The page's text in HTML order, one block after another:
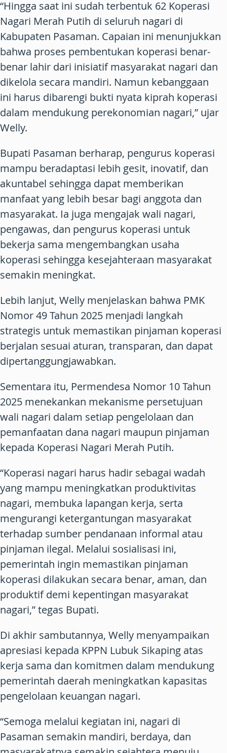
“Hingga saat ini sudah terbentuk 62 Koperasi
Nagari Merah Putih di seluruh nagari di
Kabupaten Pasaman. Capaian ini menunjukkan
bahwa proses pembentukan koperasi benar-
benar lahir dari inisiatif masyarakat nagari dan
dikelola secara mandiri. Namun kebanggaan
ini harus dibarengi bukti nyata kiprah koperasi
dalam mendukung perekonomian nagari,” ujar
Welly.
Bupati Pasaman berharap, pengurus koperasi
mampu beradaptasi lebih gesit, inovatif, dan
akuntabel sehingga dapat memberikan
manfaat yang lebih besar bagi anggota dan
masyarakat. Ia juga mengajak wali nagari,
pengawas, dan pengurus koperasi untuk
bekerja sama mengembangkan usaha
koperasi sehingga kesejahteraan masyarakat
semakin meningkat.
Lebih lanjut, Welly menjelaskan bahwa PMK
Nomor 49 Tahun 2025 menjadi langkah
strategis untuk memastikan pinjaman koperasi
berjalan sesuai aturan, transparan, dan dapat
dipertanggungjawabkan.
Sementara itu, Permendesa Nomor 10 Tahun
2025 menekankan mekanisme persetujuan
wali nagari dalam setiap pengelolaan dan
pemanfaatan dana nagari maupun pinjaman
kepada Koperasi Nagari Merah Putih.
“Koperasi nagari harus hadir sebagai wadah
yang mampu meningkatkan produktivitas
nagari, membuka lapangan kerja, serta
mengurangi ketergantungan masyarakat
terhadap sumber pendanaan informal atau
pinjaman ilegal. Melalui sosialisasi ini,
pemerintah ingin memastikan pinjaman
koperasi dilakukan secara benar, aman, dan
produktif demi kepentingan masyarakat
nagari,” tegas Bupati.
Di akhir sambutannya, Welly menyampaikan
apresiasi kepada KPPN Lubuk Sikaping atas
kerja sama dan komitmen dalam mendukung
pemerintah daerah meningkatkan kapasitas
pengelolaan keuangan nagari.
“Semoga melalui kegiatan ini, nagari di
Pasaman semakin mandiri, berdaya, dan